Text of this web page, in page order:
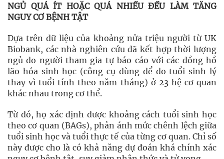
NGỦ QUÁ ÍT HOẶC QUÁ NHIỀU ĐỀU LÀM TĂNG
NGUY CƠ BỆNH TẬT
Dựa trên dữ liệu của khoảng nửa triệu người từ UK
Biobank, các nhà nghiên cứu đã kết hợp thời lượng
ngủ do người tham gia tự báo cáo với các đồng hồ
lão hóa sinh học (công cụ dùng để đo tuổi sinh lý
thay vì tuổi tính theo năm tháng) ở 23 hệ cơ quan
khác nhau trong cơ thể.
Từ đó, họ xác định được khoảng cách tuổi sinh học
theo cơ quan (BAGs), phản ánh mức chênh lệch giữa
tuổi sinh học và tuổi thực tế của từng cơ quan. Chỉ số
này được cho là có khả năng dự đoán khá chính xác